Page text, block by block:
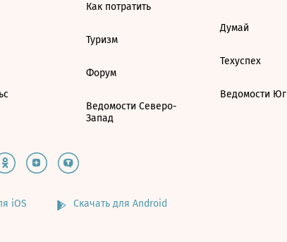
Как потратить
Туризм
Форум
Ведомости Северо-
Запад
Думай
Техуспех
Ведомости Юг
iOS Скачать для Android